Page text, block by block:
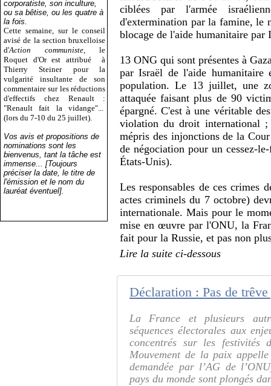
corporatiste, son inculture,
ou sa bêtise, ou les quatre à
la fois.
Cette semaine, sur le conseil
avisé de la section bruxelloise
d'Action communiste , le
Roquet d'Or est attribué
à
Thierry Steiner pour la
vulgarité insultante de son
commentaire sur les réductions
d'effectifs chez Renault :
"Renault fait la vidange"...
(lors du 7-10 du 25 juillet).
Vos avis et propositions de
nominations sont les
bienvenus, tant la tâche est
immense... [Toujours
préciser la date, le titre de
l'émission et le nom du
lauréat éventuel].
ciblées par l'armée
d'extermination par la famine, le
blocage de l'aide humanitaire par
13 ONG qui sont présentes à
par Israël de l'aide humanitaire
population. Le 13 juillet, une
attaquée faisant plus de 90
épargné. C'est à une véritable
violation du droit international
mépris des injonctions de la
de négociation pour un cessez-
États-Unis).
Les responsables de ces crimes
actes criminels du 7 octobre)
internationale. Mais pour le
mise en œuvre par l'ONU, la
fait pour la Russie, et pas non
Lire la suite ci-dessous
La France et plusieurs
séquences électorales aux
concentrés sur les festivités
Mouvement de la paix
demandée par l’AG de
pays du monde sont plongés